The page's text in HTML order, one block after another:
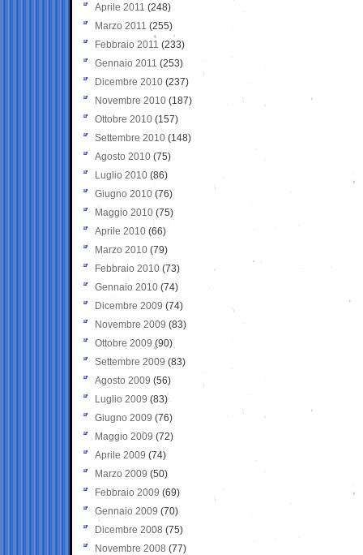
Aprile 2011 (248)
Marzo 2011 (255)
Febbraio 2011 (233)
Gennaio 2011 (253)
Dicembre 2010 (237)
Novembre 2010 (187)
Ottobre 2010 (157)
Settembre 2010 (148)
Agosto 2010 (75)
Luglio 2010 (86)
Giugno 2010 (76)
Maggio 2010 (75)
Aprile 2010 (66)
Marzo 2010 (79)
Febbraio 2010 (73)
Gennaio 2010 (74)
Dicembre 2009 (74)
Novembre 2009 (83)
Ottobre 2009 (90)
Settembre 2009 (83)
Agosto 2009 (56)
Luglio 2009 (83)
Giugno 2009 (76)
Maggio 2009 (72)
Aprile 2009 (74)
Marzo 2009 (50)
Febbraio 2009 (69)
Gennaio 2009 (70)
Dicembre 2008 (75)
Novembre 2008 (77)